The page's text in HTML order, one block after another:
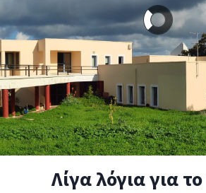
Ποιοί
Περισσότερα
Λίγα λόγια για